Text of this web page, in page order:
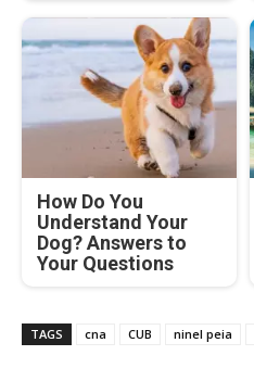
How Do You
Understand Your
Dog? Answers to
Your Questions
TAGS cna CUB ninel peia